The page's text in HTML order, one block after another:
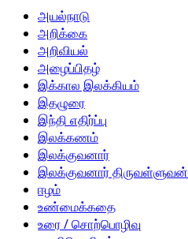
அயல்நாடு
அறிக்கை
அறிவியல்
அழைப்பிதழ்
இக்கால இலக்கியம்
இதழுரை
இந்தி எதிர்ப்பு
இலக்கணம்
இலக்குவனார்
இலக்குவனார் திருவள்ளுவன்
ஈழம்
உண்மைக்கதை
உரை / சொற்பொழிவு